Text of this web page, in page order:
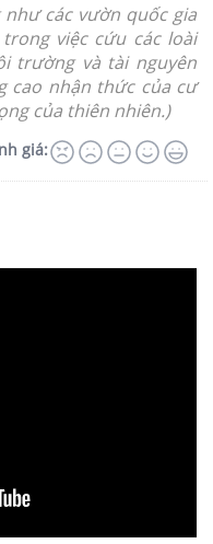
các vườn quốc gia
việc cứu các loài
trường và tài nguyên
cao nhận thức của cư
của thiên nhiên.)
giá: